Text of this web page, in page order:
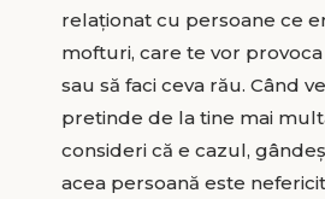
relaționat cu persoane ce
mofturi, care te vor
sau să faci ceva rău. Când
pretinde de la tine mai
consideri că e cazul,
acea persoană este